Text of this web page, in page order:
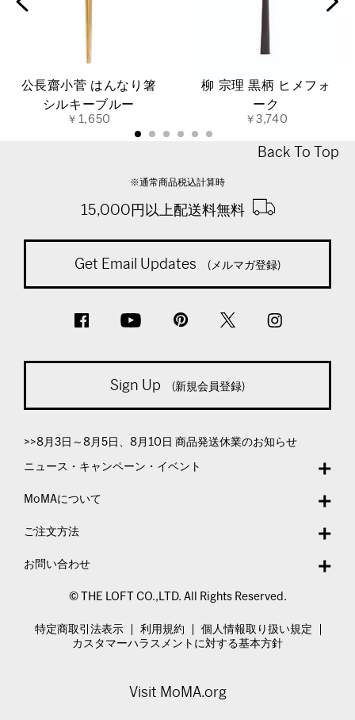
公長齋小菅 はんなり箸
シルキーブルー
￥1,650
柳 宗理 黒柄 ヒメフォ
ーク
￥3,740
Back To Top
※通常商品税込計算時
15,000円以上配送料無料
Get Email Updates (メルマガ登録)
Sign Up (新規会員登録)
>>8月3日～8月5日、8月10日 商品発送休業のお知らせ
ニュース・キャンペーン・イベント
MoMAについて
ご注文方法
お問い合わせ
© THE LOFT CO.,LTD. All Rights Reserved.
特定商取引法表示 利用規約
個人情報取り扱い規定
カスタマーハラスメントに対する基本方針
Visit MoMA.org